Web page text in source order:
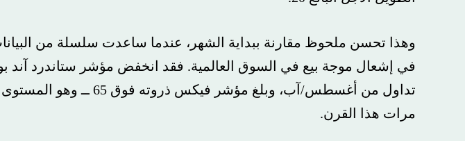
وهذا تحسن ملحوظ مقارنة ببداية الشهر، عندما ساعدت سلسلة من البيانات
تداول من أغسطس/آب، وبلغ مؤشر فيكس ذروته
مرات هذا القرن.